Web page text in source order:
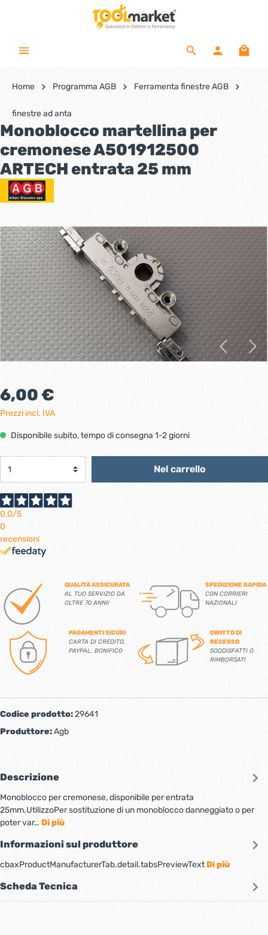
Home Programma AGB Ferramenta finestre AGB
finestre ad anta
Monoblocco martellina per
cremonese A501912500
ARTECH entrata 25 mm
6,00 €
Prezzi incl. IVA
Disponibile subito, tempo di consegna 1-2 giorni
Nel carrello
0,0/5
0
recensioni
QUALITÀ ASSICURATA
AL TUO SERVIZIO DA
OLTRE 70 ANNI!
SPEDIZIONE RAPIDA
CON CORRIERI
NAZIONALI
PAGAMENTI SICURI
CARTA DI CREDITO,
PAYPAL, BONIFICO
DIRITTO DI
RECESSO
SODDISFATTI O
RIMBORSATI
Codice prodotto:29641
Produttore:Agb
Descrizione
Monoblocco per cremonese, disponibile per entrata
25mm.UtilizzoPer sostituzione di un monoblocco danneggiato o per
poter var… Di più
Informazioni sul produttore
cbaxProductManufacturerTab.detail.tabsPreviewTextDi più
Scheda Tecnica